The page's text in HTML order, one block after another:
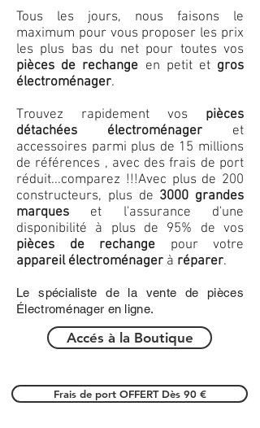
Tous les jours, nous faisons le
maximum pour vous proposer les prix
les plus bas du net pour toutes vos
pièces de rechange en petit et gros
électroménager.
Trouvez rapidement vos pièces
détachées électroménager et
accessoires parmi plus de 15 millions
de références , avec des frais de port
réduit...comparez !!!Avec plus de 200
constructeurs, plus de 3000 grandes
marques et l'assurance d'une
disponibilité à plus de 95% de vos
pièces de rechange pour votre
appareil électroménager à réparer.
Le spécialiste de la vente de pièces
Électroménager en ligne.
Accés à la Boutique
Frais de port OFFERT Dès 90 €